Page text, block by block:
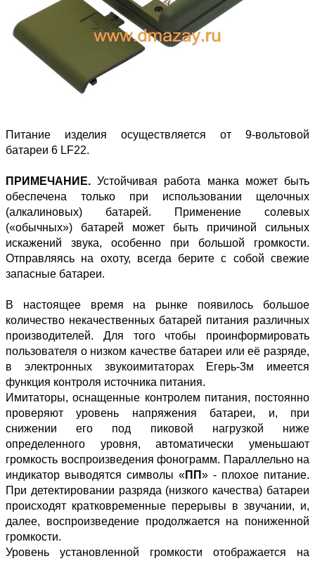
Питание изделия осуществляется от 9-вольтовой
батареи 6 LF22.
ПРИМЕЧАНИЕ. Устойчивая работа манка может быть
обеспечена только при использовании щелочных
(алкалиновых) батарей. Применение солевых
(«обычных») батарей может быть причиной сильных
искажений звука, особенно при большой громкости.
Отправляясь на охоту, всегда берите с собой свежие
запасные батареи.
В настоящее время на рынке появилось большое
количество некачественных батарей питания различных
производителей. Для того чтобы проинформировать
пользователя о низком качестве батареи или её разряде,
в электронных звукоимитаторах Егерь-3м имеется
функция контроля источника питания.
Имитаторы, оснащенные контролем питания, постоянно
проверяют уровень напряжения батареи, и, при
снижении его под пиковой нагрузкой ниже
определенного уровня, автоматически уменьшают
громкость воспроизведения фонограмм. Параллельно на
индикатор выводятся символы «ПП» - плохое питание.
При детектировании разряда (низкого качества) батареи
происходят кратковременные перерывы в звучании, и,
далее, воспроизведение продолжается на пониженной
громкости.
Уровень установленной громкости отображается на